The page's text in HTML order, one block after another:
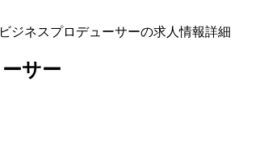
ジネスプロデューサーの求人情報詳細
サー